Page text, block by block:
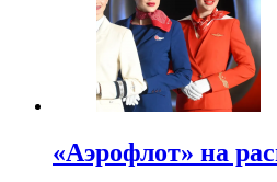
«Аэрофлот» на